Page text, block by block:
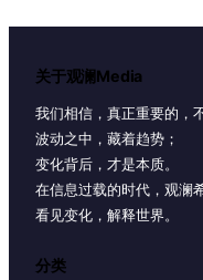
关于观澜Media
我们相信，真正重要的，
波动之中，藏着趋势；
变化背后，才是本质。
在信息过载的时代，观澜
看见变化，解释世界。
分类